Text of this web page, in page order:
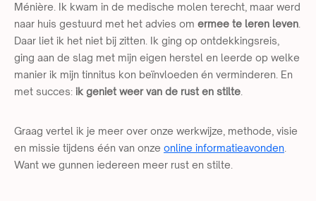
Ménière. Ik kwam in de medische molen terecht, maar werd
naar huis gestuurd met het advies om ermee te leren leven
Daar liet ik het niet bij zitten. Ik ging op ontdekkingsreis,
ging aan de slag met mijn eigen herstel en leerde op welke
manier ik mijn tinnitus kon beïnvloeden én verminderen. En
met succes: ik geniet weer van de rust en stilte
Graag vertel ik je meer over onze werkwijze, methode, visie
en missie tijdens één van onze online informatieavonden
Want we gunnen iedereen meer rust en stilte.